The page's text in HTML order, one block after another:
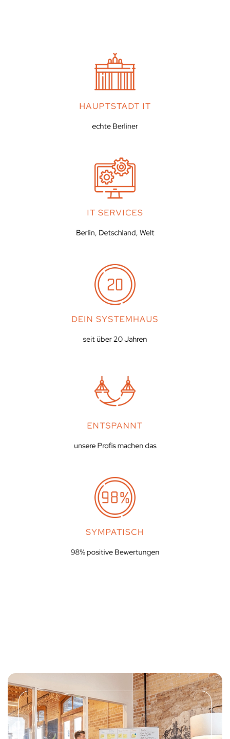
HAUPTSTADT IT
echte Berliner
IT SERVICES
Berlin, Detschland, Welt
DEIN SYSTEMHAUS
seit über 20 Jahren
ENTSPANNT
unsere Profis machen das
SYMPATISCH
98% positive Bewertungen